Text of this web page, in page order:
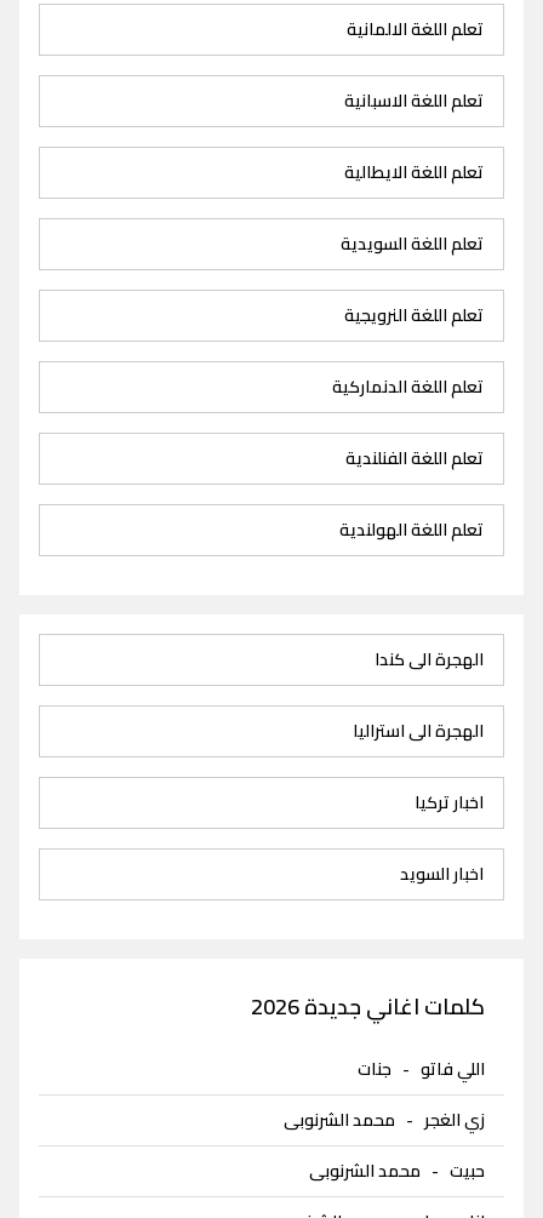
تعلم اللغة الالمانية
تعلم اللغة الاسبانية
تعلم اللغة الايطالية
تعلم اللغة السويدية
تعلم اللغة النرويجية
تعلم اللغة الدنماركية
تعلم اللغة الفنلندية
تعلم اللغة الهولندية
الهجرة الى كندا
الهجرة الى استراليا
اخبار تركيا
اخبار السويد
كلمات اغاني جديدة 2026
اللي فاتو - جنات
زي الغجر - محمد الشرنوبى
حبيت - محمد الشرنوبى